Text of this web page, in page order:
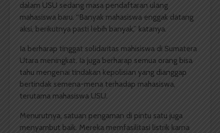
dalam USU sedang masa pendaftaran ulang
mahasiswa baru. “Banyak mahasiswa enggak datang
aksi, berikutnya pasti lebih banyak,” katanya.
Ia berharap tinggat solidaritas mahisiswa di Sumatera
Utara meningkat. Ia juga berharap semua orang bisa
tahu mengenai tindakan kepolisian yang dianggap
bertindak semena-mena terhadap mahasiswa,
terutama mahasiswa USU.
Menurutnya, satuan pengaman di pintu satu juga
menyambut baik. Mereka memfasilitasi listrik karna